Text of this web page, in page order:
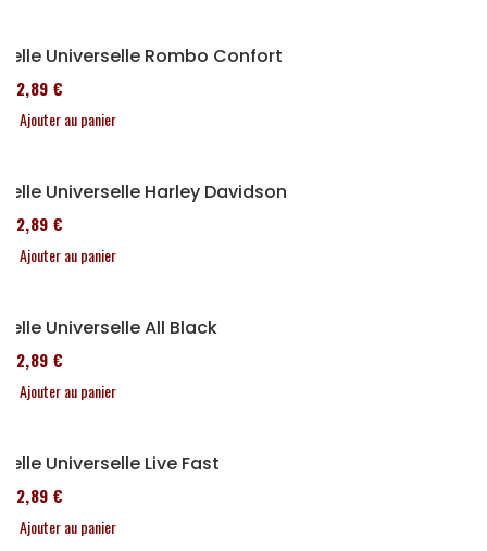
Selle Universelle Rombo Confort
152,89 €
Ajouter au panier
Selle Universelle Harley Davidson
152,89 €
Ajouter au panier
Selle Universelle All Black
152,89 €
Ajouter au panier
Selle Universelle Live Fast
152,89 €
Ajouter au panier